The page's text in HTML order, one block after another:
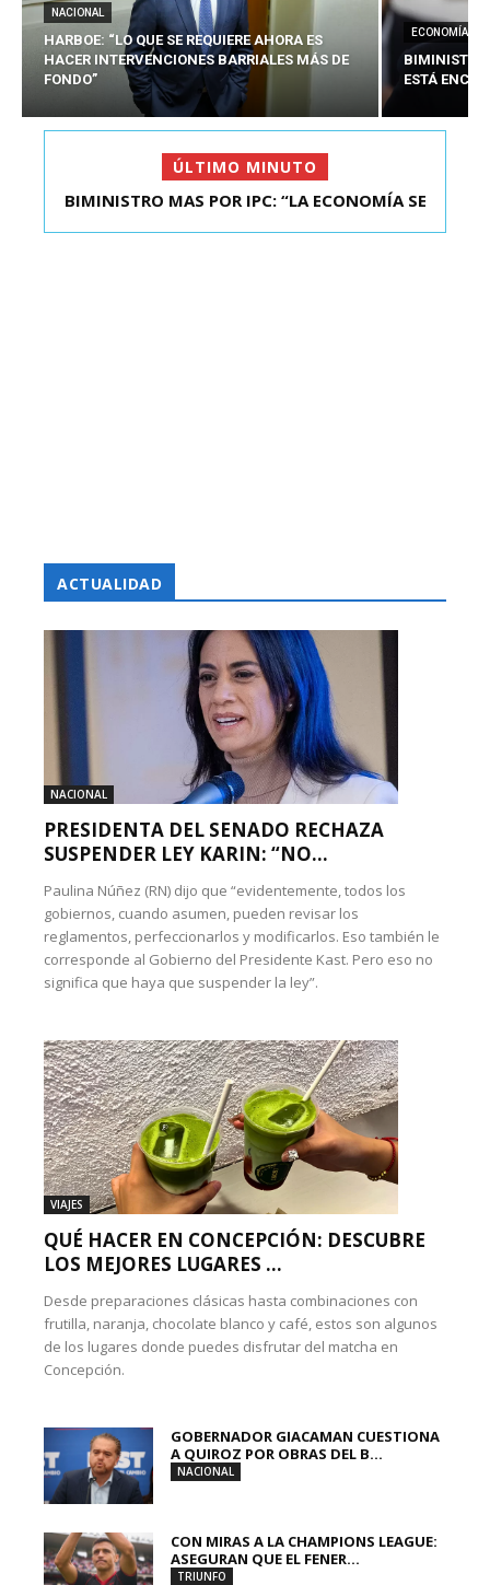
NACIONAL
HARBOE: “LO QUE SE REQUIERE AHORA ES
HACER INTERVENCIONES BARRIALES MÁS DE
FONDO”
ECONOMÍA
BIMINISTRO
ESTÁ
ÚLTIMO MINUTO
KAST SE REUNIÓ CON EL PRESIDENTE ELECTO DE
BIMINISTRO MAS POR IPC: “LA ECONOMÍA SE
ACTUALIDAD
NACIONAL
PRESIDENTA DEL SENADO RECHAZA
SUSPENDER LEY KARIN: “NO...
Paulina Núñez (RN) dijo que “evidentemente, todos los
gobiernos, cuando asumen, pueden revisar los
reglamentos, perfeccionarlos y modificarlos. Eso también le
corresponde al Gobierno del Presidente Kast. Pero eso no
significa que haya que suspender la ley”.
VIAJES
QUÉ HACER EN CONCEPCIÓN: DESCUBRE
LOS MEJORES LUGARES ...
Desde preparaciones clásicas hasta combinaciones con
frutilla, naranja, chocolate blanco y café, estos son algunos
de los lugares donde puedes disfrutar del matcha en
Concepción.
GOBERNADOR GIACAMAN CUESTIONA
A QUIROZ POR OBRAS DEL B...
NACIONAL
CON MIRAS A LA CHAMPIONS LEAGUE:
ASEGURAN QUE EL FENER...
TRIUNFO